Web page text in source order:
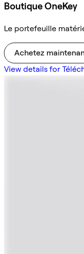
Boutique OneKey
Le portefeuille
Achetez
View details for